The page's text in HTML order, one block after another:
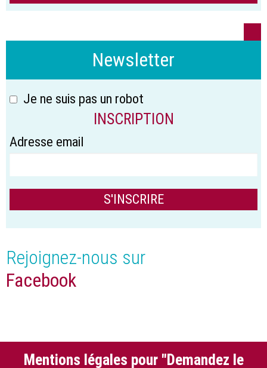
Newsletter
Je ne suis pas un robot
INSCRIPTION
Adresse email
Rejoignez-nous sur
Facebook
Mentions légales pour "Demandez le